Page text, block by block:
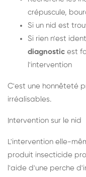
crépuscule,
Si un nid est
Si rien n'est
diagnostic est
l'intervention
C'est une honnêteté
irréalisables.
Intervention sur le nid
L'intervention elle-
produit insecticide
l'aide d'une perche